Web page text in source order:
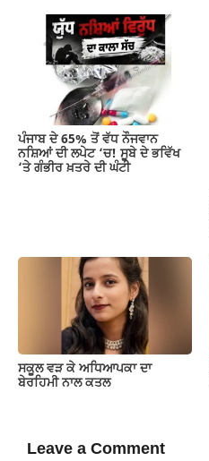
ਪੰਜਾਬ ਦੇ 65% ਤੋਂ ਵੱਧ ਨੌਜਵਾਨ
ਨਸ਼ਿਆਂ ਦੀ ਲਪੇਟ ‘ਚ! ਸੂਬੇ ਦੇ ਭਵਿੱਖ
‘ਤੇ ਗੰਭੀਰ ਖ਼ਤਰੇ ਦੀ ਘੰਟੀ
ਸਕੂਲ ਵੜ ਕੇ ਅਧਿਆਪਕਾ ਦਾ
ਬੇਰਹਿਮੀ ਨਾਲ ਕਤਲ
Leave a Comment